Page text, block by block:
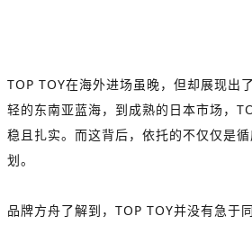
TOP TOY在海外进场虽晚，但却展现出
轻的东南亚蓝海，到成熟的日本市场，
稳且扎实。而这背后，依托的不仅仅是
划。
品牌方舟了解到，TOP TOY并没有急于